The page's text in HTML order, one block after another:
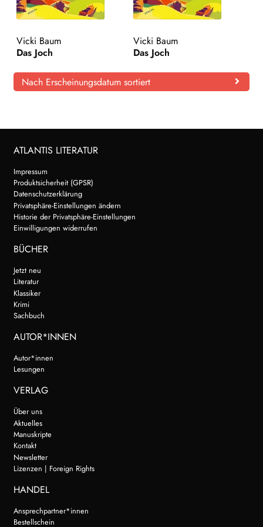
Vicki Baum
Das Joch
Vicki Baum
Das Joch
Nach Erscheinungsdatum sortiert
ATLANTIS LITERATUR
Impressum
Produktsicherheit (GPSR)
Datenschutzerklärung
Privatsphäre-Einstellungen ändern
Historie der Privatsphäre-Einstellungen
Einwilligungen widerrufen
BÜCHER
Jetzt neu
Literatur
Klassiker
Krimi
Sachbuch
AUTOR*INNEN
Autor*innen
Lesungen
VERLAG
Über uns
Aktuelles
Manuskripte
Kontakt
Newsletter
Lizenzen | Foreign Rights
HANDEL
Ansprechpartner*innen
Bestellschein